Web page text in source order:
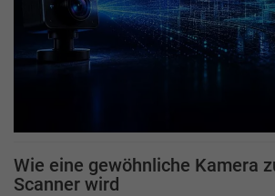
Wie eine gewöhnliche Kamera
Scanner wird